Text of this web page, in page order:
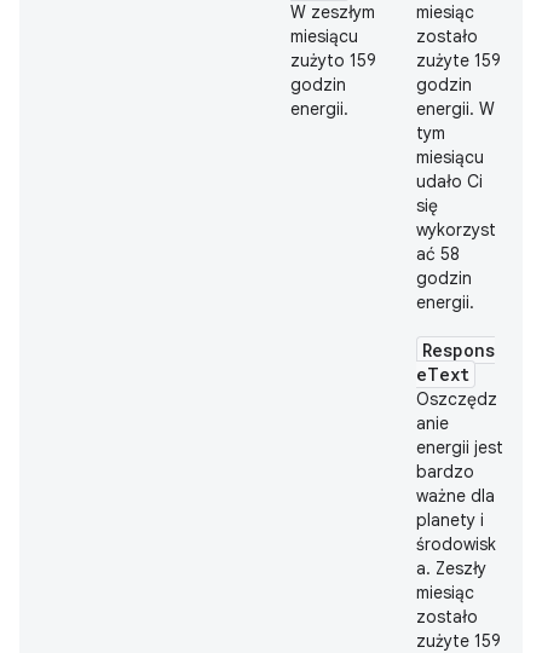
W zeszłym
miesiącu
zużyto 159
godzin
energii.
miesiąc
zostało
zużyte 159
godzin
energii. W
tym
miesiącu
udało Ci
się
wykorzyst
ać 58
godzin
energii.
Respons
eText
Oszczędz
anie
energii jest
bardzo
ważne dla
planety i
środowisk
a. Zeszły
miesiąc
zostało
zużyte 159